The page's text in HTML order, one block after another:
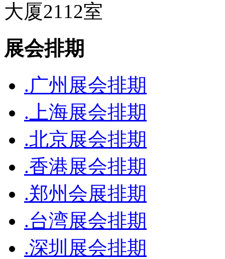
大厦2112室
展会排期
.广州展会排期
.上海展会排期
.北京展会排期
.香港展会排期
.郑州会展排期
.台湾展会排期
.深圳展会排期